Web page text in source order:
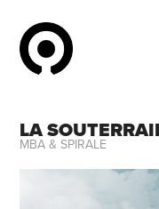
LA
MBA & SPIRALE